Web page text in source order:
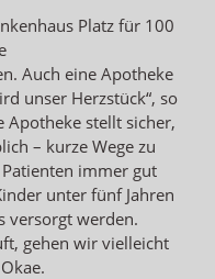
Platz für 100
Auch eine Apotheke
unser Herzstück“, so
Apotheke stellt sicher,
– kurze Wege zu
immer gut
unter fünf Jahren
versorgt werden.
gehen wir vielleicht